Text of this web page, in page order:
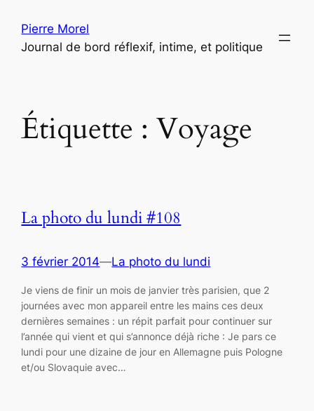
contenu
Pierre Morel
Journal de bord réflexif, intime, et politique
Étiquette :Voyage
La photo du lundi #108
3 février 2014—La photo du lundi
Je viens de finir un mois de janvier très parisien, que 2
journées avec mon appareil entre les mains ces deux
dernières semaines : un répit parfait pour continuer sur
l’année qui vient et qui s’annonce déjà riche : Je pars ce
lundi pour une dizaine de jour en Allemagne puis Pologne
et/ou Slovaquie avec…